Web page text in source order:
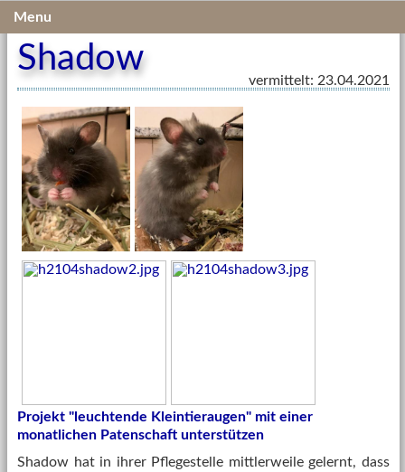
Vermittelte Kleintiere 2021
Shadow
vermittelt: 23.04.2021
Projekt "leuchtende Kleintieraugen" mit einer
monatlichen Patenschaft unterstützen
Shadow hat in ihrer Pflegestelle mittlerweile gelernt, dass
Menu